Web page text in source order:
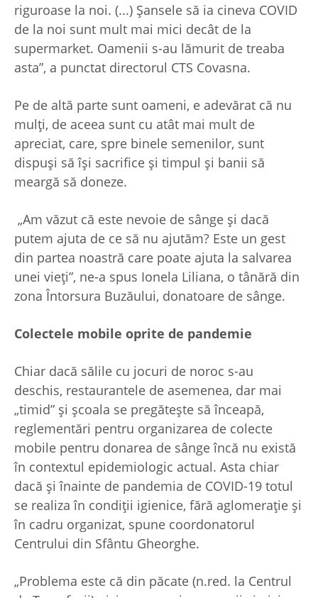
riguroase la noi. (...) Șansele să ia cineva COVID
de la noi sunt mult mai mici decât de la
supermarket. Oamenii s-au lămurit de treaba
asta”, a punctat directorul CTS Covasna.
Pe de altă parte sunt oameni, e adevărat că nu
mulți, de aceea sunt cu atât mai mult de
apreciat, care, spre binele semenilor, sunt
dispuși să își sacrifice și timpul și banii să
meargă să doneze.
„Am văzut că este nevoie de sânge și dacă
putem ajuta de ce să nu ajutăm? Este un gest
din partea noastră care poate ajuta la salvarea
unei vieți”, ne-a spus Ionela Liliana, o tânără din
zona Întorsura Buzăului, donatoare de sânge.
Colectele mobile oprite de pandemie
Chiar dacă sălile cu jocuri de noroc s-au
deschis, restaurantele de asemenea, dar mai
„timid” și școala se pregătește să înceapă,
reglementări pentru organizarea de colecte
mobile pentru donarea de sânge încă nu există
în contextul epidemiologic actual. Asta chiar
dacă și înainte de pandemia de COVID-19 totul
se realiza în condiții igienice, fără aglomerație și
în cadru organizat, spune coordonatorul
Centrului din Sfântu Gheorghe.
„Problema este că din păcate (n.red. la Centrul